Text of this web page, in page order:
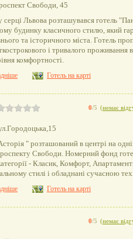
Свободи, 45
Львова розташувався готель
будинку класичного стилю, який
та історичного міста. Готель
і тривалого
комфортності.
Готель на карті
0/5 (немає
" розташований в центрі на
Свободи. Номерний фонд
- Класик, Комфорт,
стилі і обладнані сучасною
Готель на карті
0/5 (немає